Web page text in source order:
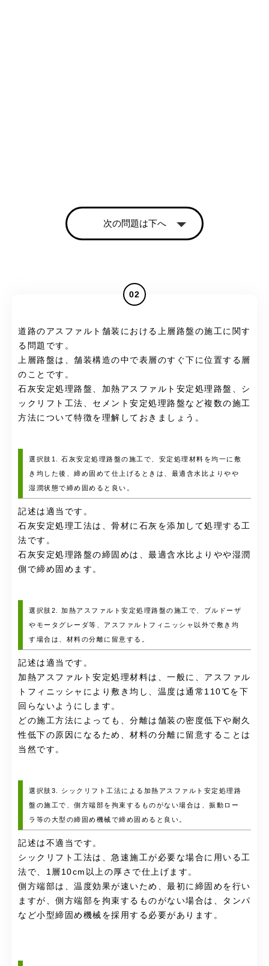
次の問題は下へ
02
道路のアスファルト舗装における上層路盤の施工に関す
る問題です。
上層路盤は、舗装構造の中で表層のすぐ下に位置する層
のことです。
石灰安定処理路盤、加熱アスファルト安定処理路盤、シ
ックリフト工法、セメント安定処理路盤など複数の施工
方法について特徴を理解しておきましょう。
選択肢1. 石灰安定処理路盤の施工で、安定処理材料を均一に敷
き均した後、締め固めて仕上げるときは、最適含水比よりやや
湿潤状態で締め固めると良い。
記述は適当です。
石灰安定処理工法は、骨材に石灰を添加して処理する工
法です。
石灰安定処理路盤の締固めは、最適含水比よりやや湿潤
側で締め固めます。
選択肢2. 加熱アスファルト安定処理路盤の施工で、ブルドーザ
やモータグレーダ等、アスファルトフィニッシャ以外で敷き均
す場合は、材料の分離に留意する。
記述は適当です。
加熱アスファルト安定処理材料は、一般に、アスファル
トフィニッシャにより敷き均し、温度は通常110℃を下
回らないようにします。
どの施工方法によっても、分離は舗装の密度低下や耐久
性低下の原因になるため、材料の分離に留意することは
当然です。
選択肢3. シックリフト工法による加熱アスファルト安定処理路
盤の施工で、側方端部を拘束するものがない場合は、振動ロー
ラ等の大型の締固め機械で締め固めると良い。
記述は不適当です。
シックリフト工法は、急速施工が必要な場合に用いる工
法で、1層10cm以上の厚さで仕上げます。
側方端部は、温度効果が速いため、最初に締固めを行い
ますが、側方端部を拘束するものがない場合は、タンパ
など小型締固め機械を採用する必要があります。